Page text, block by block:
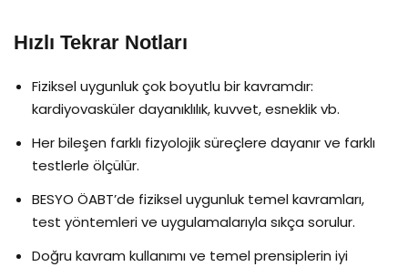
Hızlı Tekrar Notları
Fiziksel uygunluk çok boyutlu bir kavramdır:
kardiyovasküler dayanıklılık, kuvvet, esneklik vb.
Her bileşen farklı fizyolojik süreçlere dayanır ve farklı
testlerle ölçülür.
BESYO ÖABT’de fiziksel uygunluk temel kavramları,
test yöntemleri ve uygulamalarıyla sıkça sorulur.
Doğru kavram kullanımı ve temel prensiplerin iyi